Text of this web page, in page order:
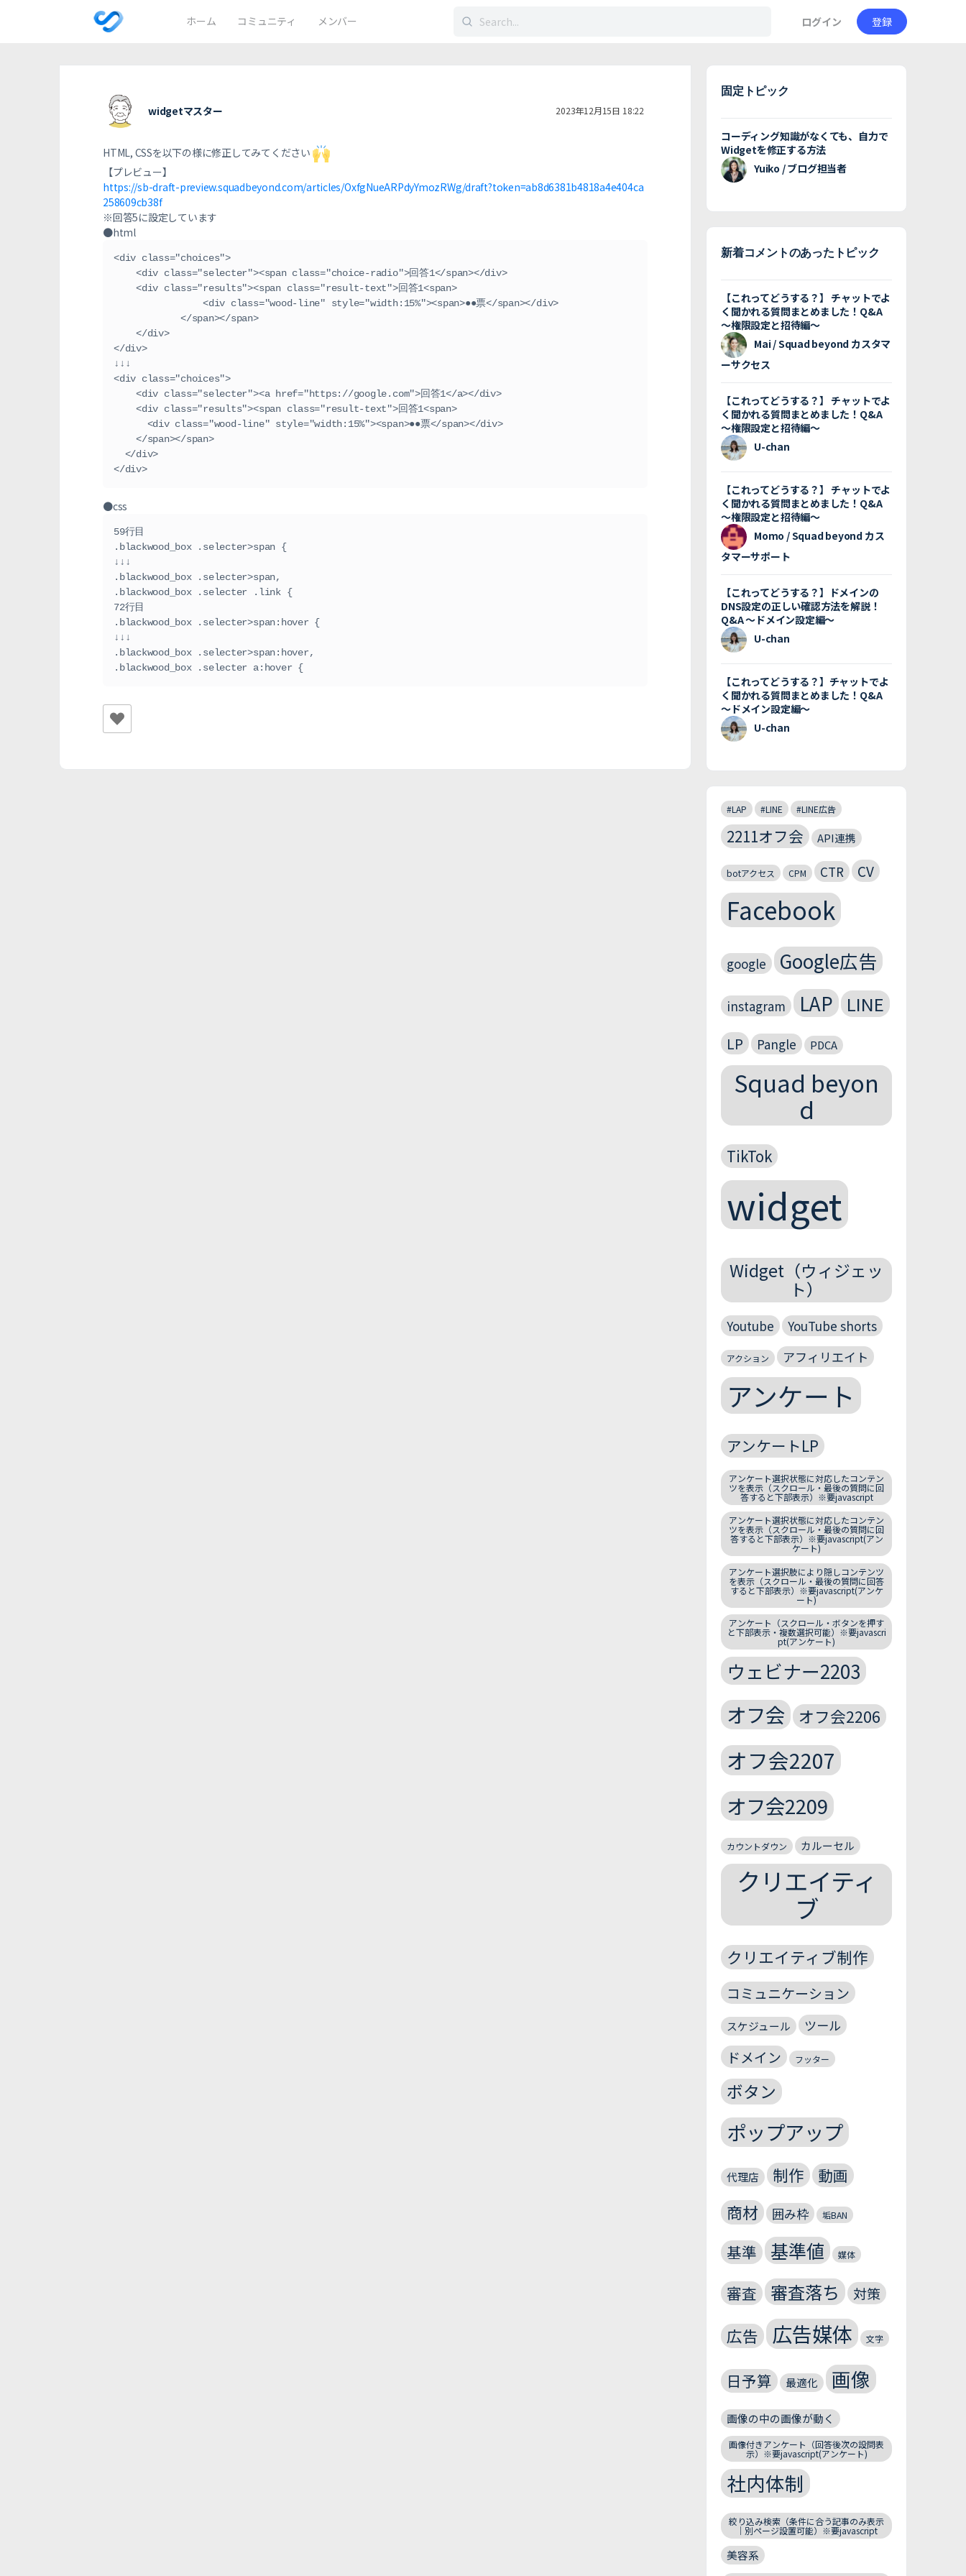
ホーム コミュニティ メンバー
検
ログイン 登録
widgetマスター 2023年12月15日 18:22
HTML, CSSを以下の様に修正してみてください
【プレビュー】
https://sb-draft-preview.squadbeyond.com/articles/OxfgNueARPdyYmozRWg/draft?token=ab8d6381b4818a4e404ca
258609cb38f
※回答5に設定しています
●html
<div class="choices">
    <div class="selecter"><span class="choice-radio">回答1</span></div>
    <div class="results"><span class="result-text">回答1<span>
                <div class="wood-line" style="width:15%"><span>●●票</span></div>
            </span></span>
    </div>
</div>
↓↓↓
<div class="choices">
    <div class="selecter"><a href="https://google.com">回答1</a></div>
    <div class="results"><span class="result-text">回答1<span>
      <div class="wood-line" style="width:15%"><span>●●票</span></div>
    </span></span>
  </div>
</div>
●css
59行目
.blackwood_box .selecter>span {
↓↓↓
.blackwood_box .selecter>span,
.blackwood_box .selecter .link {
72行目
.blackwood_box .selecter>span:hover {
↓↓↓
.blackwood_box .selecter>span:hover,
.blackwood_box .selecter a:hover {
固定トピック
コーディング知識がなくても、自力で
Widgetを修正する方法
Yuiko / ブログ担当者
新着コメントのあったトピック
【これってどうする？】 チャットでよ
く聞かれる質問まとめました！Q&A
〜権限設定と招待編〜
Mai / Squad beyond カスタマ
ーサクセス
【これってどうする？】 チャットでよ
く聞かれる質問まとめました！Q&A
〜権限設定と招待編〜
U-chan
【これってどうする？】 チャットでよ
く聞かれる質問まとめました！Q&A
〜権限設定と招待編〜
Momo / Squad beyond カス
タマーサポート
【これってどうする？】ドメインの
DNS設定の正しい確認方法を解説！
Q&A 〜ドメイン設定編〜
U-chan
【これってどうする？】チャットでよ
く聞かれる質問まとめました！Q&A
〜ドメイン設定編〜
U-chan
#LAP #LINE #LINE広告
2211オフ会 API連携
botアクセス CPM CTR CV
Facebook
google Google広告
instagram LAP LINE
LP Pangle PDCA
Squad beyon
d
TikTok
widget
Widget（ウィジェッ
ト）
Youtube YouTube shorts
アクション アフィリエイト
アンケート
アンケートLP
アンケート選択状態に対応したコンテン
ツを表示（スクロール・最後の質問に回
答すると下部表示）※要javascript
アンケート選択状態に対応したコンテン
ツを表示（スクロール・最後の質問に回
答すると下部表示）※要javascript(アン
ケート)
アンケート選択肢により隠しコンテンツ
を表示（スクロール・最後の質問に回答
すると下部表示）※要javascript(アンケ
ート)
アンケート（スクロール・ボタンを押す
と下部表示・複数選択可能）※要javascri
pt(アンケート)
ウェビナー2203
オフ会 オフ会2206
オフ会2207
オフ会2209
カウントダウン カルーセル
クリエイティ
ブ
クリエイティブ制作
コミュニケーション
スケジュール ツール
ドメイン フッター
ボタン
ポップアップ
代理店 制作 動画
商材 囲み枠 垢BAN
基準 基準値 媒体
審査 審査落ち 対策
広告 広告媒体 文字
日予算 最適化 画像
画像の中の画像が動く
画像付きアンケート（回答後次の設問表
示）※要javascript(アンケート)
社内体制
絞り込み検索（条件に合う記事のみ表示
｜別ページ設置可能）※要javascript
美容系